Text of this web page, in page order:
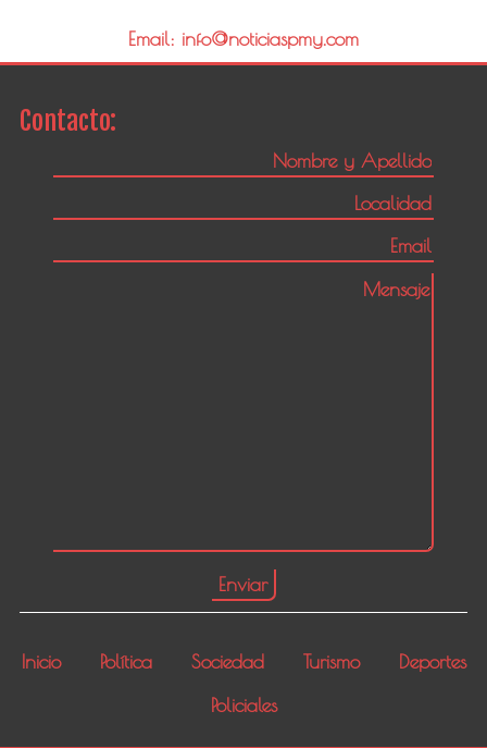
Email: info@noticiaspmy.com
Contacto:
Inicio Política Sociedad Turismo
Deportes
Policiales